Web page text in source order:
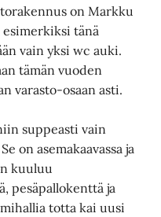
on Markku
esimerkiksi tänä
vain yksi wc auki.
tämän vuoden
varasto-osaan asti.
suppeasti vain
on asemakaavassa ja
kuuluu
pesäpallokenttä ja
totta kai uusi